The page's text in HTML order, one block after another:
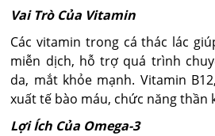
Vai Trò Của Vitamin
Các vitamin trong cá thác lác
miễn dịch, hỗ trợ quá trình
da, mắt khỏe mạnh. Vitamin
xuất tế bào máu, chức năng thần
Lợi Ích Của Omega-3